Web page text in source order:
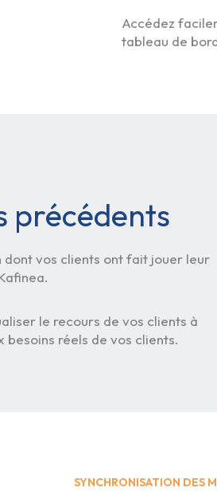
Accédez
tableau de
précédents
dont vos clients ont fait jouer leur
le recours de vos clients à
réels de vos clients.
SYNCHRONISATION DES